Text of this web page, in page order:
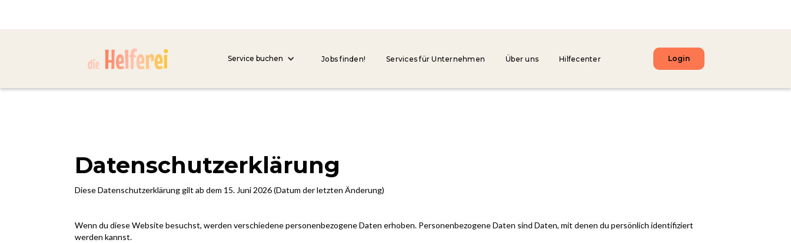
Service buchen Jobs finden! Services für Unternehmen Über uns Hilfecenter Login
Datenschutzerklärung
Diese Datenschutzerklärung gilt ab dem 15. Juni 2026 (Datum der letzten Änderung)
Wenn du diese Website besuchst, werden verschiedene personenbezogene Daten erhoben. Personenbezogene Daten sind Daten, mit denen du persönlich identifiziert
werden kannst.